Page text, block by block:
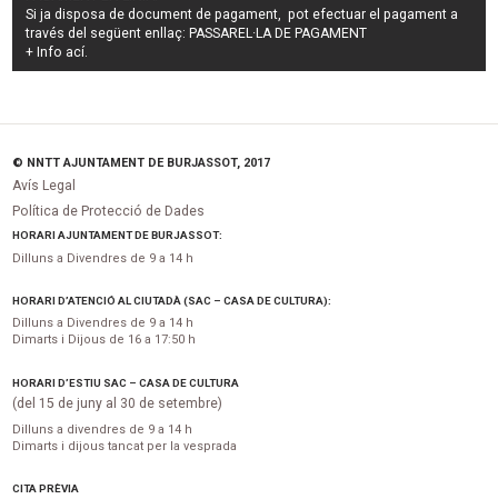
Si ja disposa de document de pagament, pot efectuar el pagament a
través del següent enllaç: PASSAREL·LA DE PAGAMENT
+ Info ací.
© NNTT AJUNTAMENT DE BURJASSOT, 2017
Avís Legal
Política de Protecció de Dades
HORARI AJUNTAMENT DE BURJASSOT:
Dilluns a Divendres de 9 a 14 h
HORARI D’ATENCIÓ AL CIUTADÀ (SAC – CASA DE CULTURA):
Dilluns a Divendres de 9 a 14 h
Dimarts i Dijous de 16 a 17:50 h
HORARI D’ESTIU SAC – CASA DE CULTURA
(del 15 de juny al 30 de setembre)
Dilluns a divendres de 9 a 14 h
Dimarts i dijous tancat per la vesprada
CITA PRÈVIA